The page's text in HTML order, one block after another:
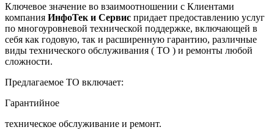
Ключевое значение во взаимоотношении с Клиентами
компания ИнфоТек и Сервис придает предоставлению услуг
по многоуровневой технической поддержке, включающей в
себя как годовую, так и расширенную гарантию, различные
виды технического обслуживания ( ТО ) и ремонты любой
сложности.
Предлагаемое ТО включает:
Гарантийное
техническое обслуживание и ремонт.